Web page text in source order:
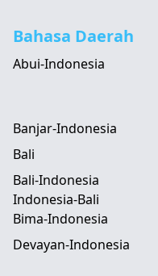
Bahasa Daerah
Abui-Indonesia
Banjar-Indonesia
Bali
Bali-Indonesia
Indonesia-Bali
Bima-Indonesia
Devayan-Indonesia